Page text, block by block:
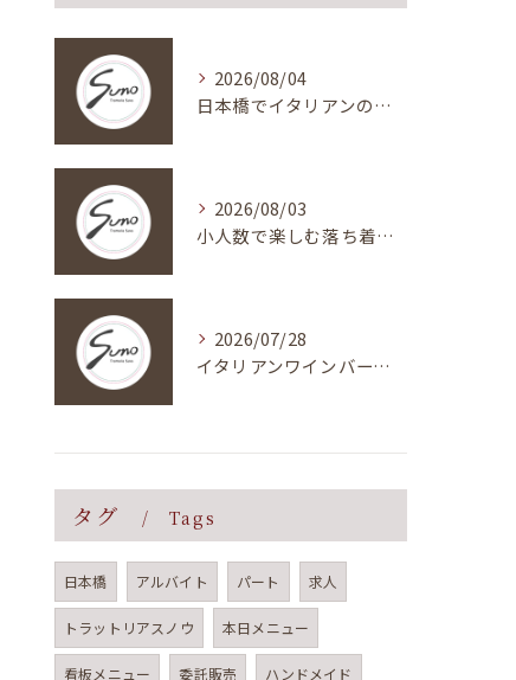
2026/08/04
日本橋でイタリアンのデート向けスポットを東京都中央区築地エリアで選ぶコツと比較ガイド
2026/08/03
小人数で楽しむ落ち着いたイタリアン貸切ディナー
2026/07/28
イタリアンワインバーで満喫する本格ディナーと上質なリラックスタイムの提案
タグ Tags
日本橋 アルバイト パート 求人
トラットリアスノウ 本日メニュー
看板メニュー 委託販売 ハンドメイド